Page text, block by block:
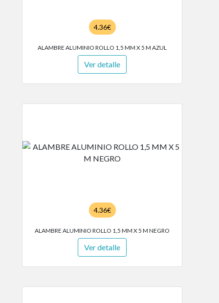
4.36€
ALAMBRE ALUMINIO ROLLO 1,5 MM X 5 M AZUL
Ver detalle
4.36€
ALAMBRE ALUMINIO ROLLO 1,5 MM X 5 M NEGRO
Ver detalle